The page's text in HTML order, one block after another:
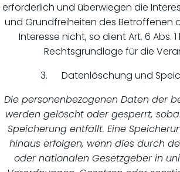
erforderlich und überwiegen die
und Grundfreiheiten des Betroffenen
Interesse nicht, so dient Art. 6 Abs. 1
Rechtsgrundlage für die
3. Datenlöschung und
Die personenbezogenen Daten der
werden gelöscht oder gesperrt,
Speicherung entfällt. Eine
hinaus erfolgen, wenn dies durch
oder nationalen Gesetzgeber in